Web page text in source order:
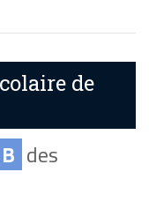
de
des